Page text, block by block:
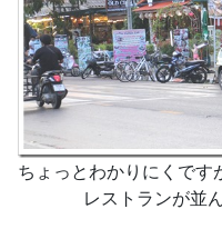
ちょっとわかりにくです
レストランが並